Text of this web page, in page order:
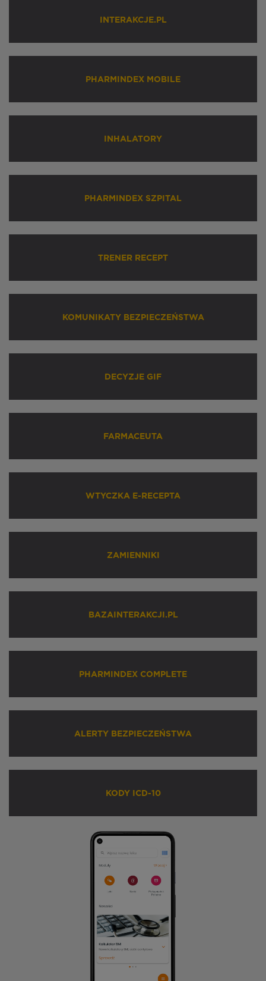
INTERAKCJE.PL
PHARMINDEX MOBILE
INHALATORY
PHARMINDEX SZPITAL
TRENER RECEPT
KOMUNIKATY BEZPIECZEŃSTWA
DECYZJE GIF
FARMACEUTA
WTYCZKA E-RECEPTA
ZAMIENNIKI
BAZAINTERAKCJI.PL
PHARMINDEX COMPLETE
ALERTY BEZPIECZEŃSTWA
KODY ICD-10